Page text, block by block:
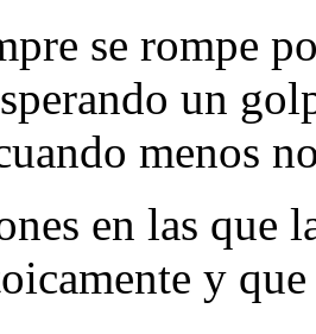
se rompe
un
menos
en las que
y